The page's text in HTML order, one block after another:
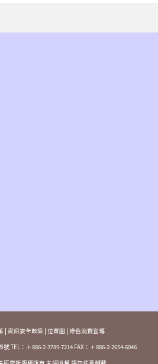
| 資訊安全政策 | 位置圖 | 綠色消費宣導
TEL：＋886-2-3789-7214 FAX：＋886-2-2654-6046